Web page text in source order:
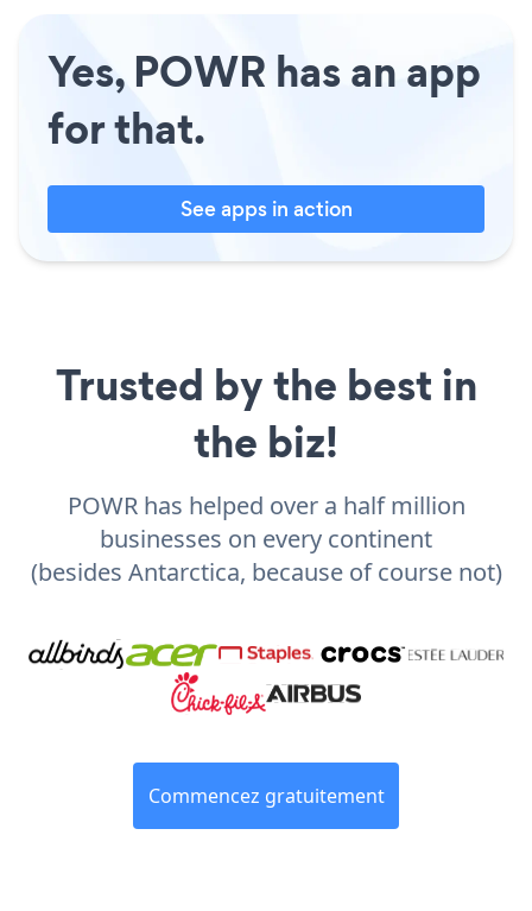
Yes, POWR has an app
for that.
See apps in action
Trusted by the best in
the biz!
POWR has helped over a half million
businesses on every continent
(besides Antarctica, because of course not)
Commencez gratuitement